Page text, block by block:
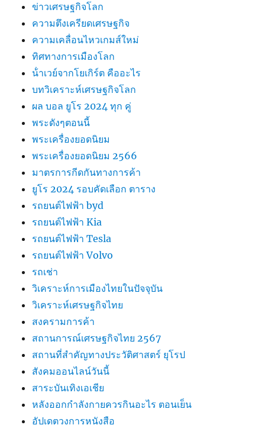
ข่าวเศรษฐกิจโลก
ความตึงเครียดเศรษฐกิจ
ความเคลื่อนไหวเกมส์ใหม่
ทิศทางการเมืองโลก
น้ําเวย์จากโยเกิร์ต คืออะไร
บทวิเคราะห์เศรษฐกิจโลก
ผล บอล ยูโร 2024 ทุก คู่
พระดังๆตอนนี้
พระเครื่องยอดนิยม
พระเครื่องยอดนิยม 2566
มาตรการกีดกันทางการค้า
ยูโร 2024 รอบคัดเลือก ตาราง
รถยนต์ไฟฟ้า byd
รถยนต์ไฟฟ้า Kia
รถยนต์ไฟฟ้า Tesla
รถยนต์ไฟฟ้า Volvo
รถเช่า
วิเคราะห์การเมืองไทยในปัจจุบัน
วิเคราะห์เศรษฐกิจไทย
สงครามการค้า
สถานการณ์เศรษฐกิจไทย 2567
สถานที่สําคัญทางประวัติศาสตร์ ยุโรป
สังคมออนไลน์วันนี้
สาระบันเทิงเอเชีย
หลังออกกําลังกายควรกินอะไร ตอนเย็น
อัปเดตวงการหนังสือ